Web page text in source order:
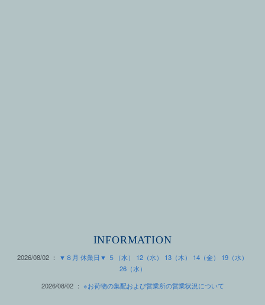
INFORMATION
2026/08/02 ：
▼８月 休業日▼ ５（水） 12（水） 13（木） 14（金） 19（水）
26（水）
2026/08/02 ： ※お荷物の集配および営業所の営業状況について